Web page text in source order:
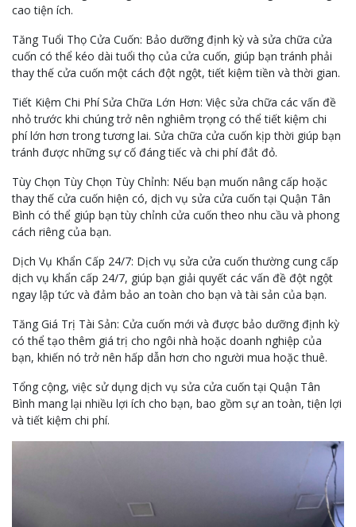
cao tiện ích.
Tăng Tuổi Thọ Cửa Cuốn: Bảo dưỡng định kỳ và sửa chữa cửa
cuốn có thể kéo dài tuổi thọ của cửa cuốn, giúp bạn tránh phải
thay thế cửa cuốn một cách đột ngột, tiết kiệm tiền và thời gian.
Tiết Kiệm Chi Phí Sửa Chữa Lớn Hơn: Việc sửa chữa các vấn đề
nhỏ trước khi chúng trở nên nghiêm trọng có thể tiết kiệm chi
phí lớn hơn trong tương lai. Sửa chữa cửa cuốn kịp thời giúp bạn
tránh được những sự cố đáng tiếc và chi phí đắt đỏ.
Tùy Chọn Tùy Chọn Tùy Chỉnh: Nếu bạn muốn nâng cấp hoặc
thay thế cửa cuốn hiện có, dịch vụ sửa cửa cuốn tại Quận Tân
Bình có thể giúp bạn tùy chỉnh cửa cuốn theo nhu cầu và phong
cách riêng của bạn.
Dịch Vụ Khẩn Cấp 24/7: Dịch vụ sửa cửa cuốn thường cung cấp
dịch vụ khẩn cấp 24/7, giúp bạn giải quyết các vấn đề đột ngột
ngay lập tức và đảm bảo an toàn cho bạn và tài sản của bạn.
Tăng Giá Trị Tài Sản: Cửa cuốn mới và được bảo dưỡng định kỳ
có thể tạo thêm giá trị cho ngôi nhà hoặc doanh nghiệp của
bạn, khiến nó trở nên hấp dẫn hơn cho người mua hoặc thuê.
Tổng cộng, việc sử dụng dịch vụ sửa cửa cuốn tại Quận Tân
Bình mang lại nhiều lợi ích cho bạn, bao gồm sự an toàn, tiện lợi
và tiết kiệm chi phí.